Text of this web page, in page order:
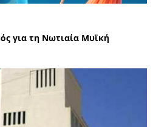
για τη Νωτιαία Μυϊκή